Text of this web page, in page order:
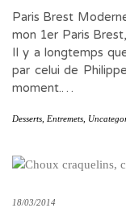
Paris Brest
mon 1er Paris
Il y a longtemps
par celui de
moment.…
Desserts Entremets
18/03/2014